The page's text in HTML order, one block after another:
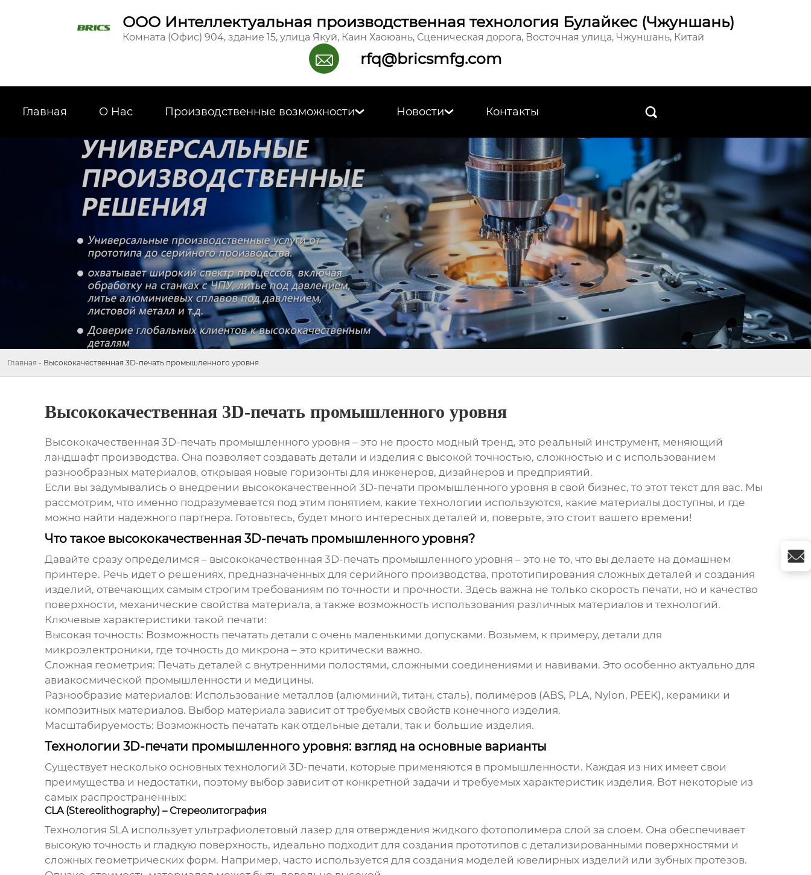
ООО Интеллектуальная производственная технология Булайкес (Чжуншань)
Комната (Офис) 904, здание 15, улица Якуй, Каин Хаоюань, Сценическая дорога, Восточная улица, Чжуншань, Китай
 rfq@bricsmfg.com
Главная О Hас Производственные возможности Новости Контакты 
Главная - Высококачественная 3D-печать промышленного уровня
Высококачественная 3D-печать промышленного уровня
Высококачественная 3D-печать промышленного уровня – это не просто модный тренд, это реальный инструмент, меняющий
ландшафт производства. Она позволяет создавать детали и изделия с высокой точностью, сложностью и с использованием
разнообразных материалов, открывая новые горизонты для инженеров, дизайнеров и предприятий.
Если вы задумывались о внедрении высококачественной 3D-печати промышленного уровня в свой бизнес, то этот текст для вас. Мы
рассмотрим, что именно подразумевается под этим понятием, какие технологии используются, какие материалы доступны, и где
можно найти надежного партнера. Готовьтесь, будет много интересных деталей и, поверьте, это стоит вашего времени!
Что такое высококачественная 3D-печать промышленного уровня?
Давайте сразу определимся – высококачественная 3D-печать промышленного уровня – это не то, что вы делаете на домашнем
принтере. Речь идет о решениях, предназначенных для серийного производства, прототипирования сложных деталей и создания
изделий, отвечающих самым строгим требованиям по точности и прочности. Здесь важна не только скорость печати, но и качество
поверхности, механические свойства материала, а также возможность использования различных материалов и технологий.
Ключевые характеристики такой печати:
Высокая точность: Возможность печатать детали с очень маленькими допусками. Возьмем, к примеру, детали для
микроэлектроники, где точность до микрона – это критически важно.
Сложная геометрия: Печать деталей с внутренними полостями, сложными соединениями и навивами. Это особенно актуально для
авиакосмической промышленности и медицины.
Разнообразие материалов: Использование металлов (алюминий, титан, сталь), полимеров (ABS, PLA, Nylon, PEEK), керамики и
композитных материалов. Выбор материала зависит от требуемых свойств конечного изделия.
Масштабируемость: Возможность печатать как отдельные детали, так и большие изделия.
Технологии 3D-печати промышленного уровня: взгляд на основные варианты
Существует несколько основных технологий 3D-печати, которые применяются в промышленности. Каждая из них имеет свои
преимущества и недостатки, поэтому выбор зависит от конкретной задачи и требуемых характеристик изделия. Вот некоторые из
самых распространенных:
СLA (Stereolithography) – Стереолитография
Технология SLA использует ультрафиолетовый лазер для отверждения жидкого фотополимера слой за слоем. Она обеспечивает
высокую точность и гладкую поверхность, идеально подходит для создания прототипов с детализированными поверхностями и
сложных геометрических форм. Например, часто используется для создания моделей ювелирных изделий или зубных протезов.